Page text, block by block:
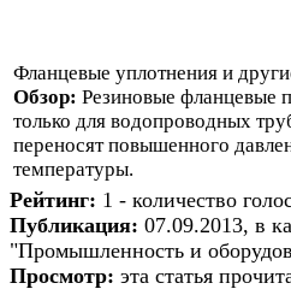
Фланцевые уплотнения и
Обзор: Резиновые фланцевые
только для водопроводных
переносят повышенного
температуры.
Рейтинг: 1 - количество
Публикация: 07.09.2013, в
"Промышленность и
Просмотр: эта статья